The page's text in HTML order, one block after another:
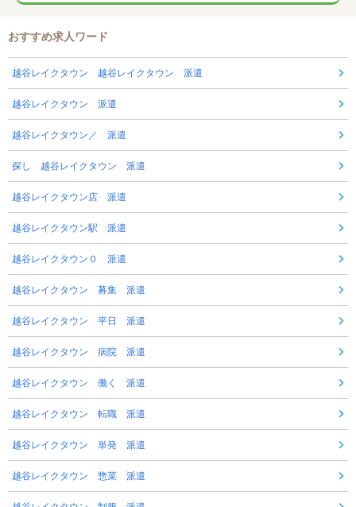
おすすめ求人ワード
越谷レイクタウン 越谷レイクタウン 派遣
越谷レイクタウン 派遣
越谷レイクタウン／ 派遣
探し 越谷レイクタウン 派遣
越谷レイクタウン店 派遣
越谷レイクタウン駅 派遣
越谷レイクタウン０ 派遣
越谷レイクタウン 募集 派遣
越谷レイクタウン 平日 派遣
越谷レイクタウン 病院 派遣
越谷レイクタウン 働く 派遣
越谷レイクタウン 転職 派遣
越谷レイクタウン 単発 派遣
越谷レイクタウン 惣菜 派遣